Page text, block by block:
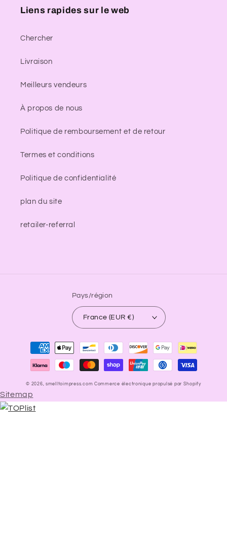
Liens rapides sur le web
Chercher
Livraison
Meilleurs vendeurs
À propos de nous
Politique de remboursement et de retour
Termes et conditions
Politique de confidentialité
plan du site
retailer-referral
Pays/région
France (EUR €)
Moyens
paiement
© 2026,smelltoimpress.com Commerce électronique propulsé par Shopify
Sitemap